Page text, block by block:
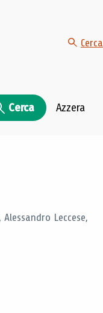
Cerca
Cerca Azzera
Leccese,